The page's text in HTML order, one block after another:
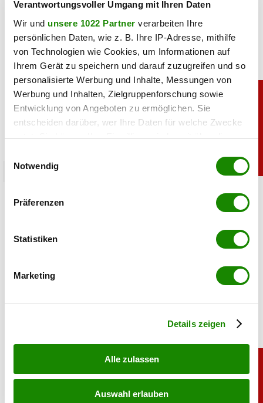
Verantwortungsvoller Umgang mit Ihren Daten
Wir und unsere 1022 Partner verarbeiten Ihre
persönlichen Daten, wie z. B. Ihre IP-Adresse, mithilfe
von Technologien wie Cookies, um Informationen auf
Ihrem Gerät zu speichern und darauf zuzugreifen und so
personalisierte Werbung und Inhalte, Messungen von
Werbung und Inhalten, Zielgruppenforschung sowie
Entwicklung von Angeboten zu ermöglichen. Sie
entscheiden darüber, wer Ihre Daten für welche Zwecke
nutzt. Sie können Ihre Einwilligung jederzeit über die
Trigger Symbol ändern oder widerrufen
Informationen über Ihre geografische Lage
können
bestimmten Merkmalen (Fingerprinting) identifizieren
Erfahren Sie mehr darüber, wie Ihre persönlichen Daten
Notwendig
Präferenzen
Statistiken
Marketing
Details zeigen
Alle zulassen
Auswahl erlauben
unterhaltung
Bei Sturm-Spiel: ORF-Panne sorgt für Lacher
bei Fußballfans
06.08.2026 UM 09:36,
begrüßte die Zuschauer beim Sturm-Spiel live aus der
„türkischen Hauptstadt” und meinte damit Istanbul.